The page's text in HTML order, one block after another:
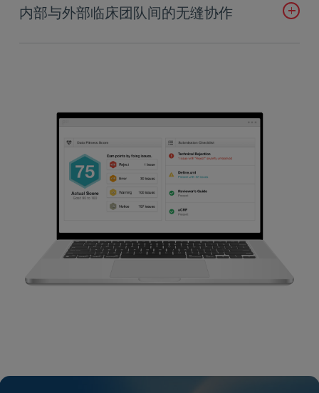
过程中发现的问题。
了解更多信息
内部与外部临床团队间的无缝协作